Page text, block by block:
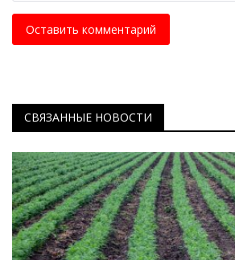
Оставить комментарий
СВЯЗАННЫЕ НОВОСТИ